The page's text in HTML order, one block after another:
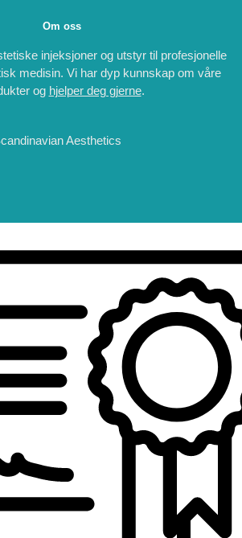
Om oss
injeksjoner og utstyr til profesjonelle
medisin. Vi har dyp kunnskap om våre
og hjelper deg gjerne.
Aesthetics